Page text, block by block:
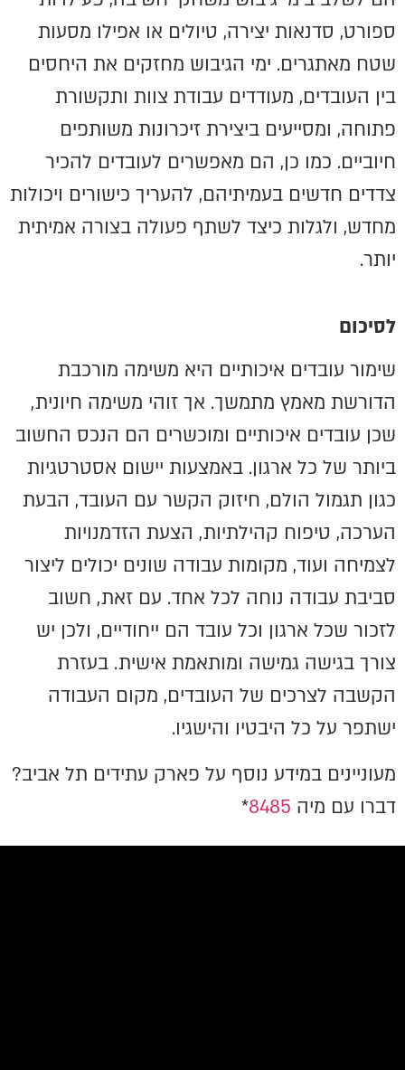
ספורט, סדנאות יצירה, טיולים או אפילו מסעות
שטח מאתגרים. ימי הגיבוש מחזקים את היחסים
בין העובדים, מעודדים עבודת צוות ותקשורת
פתוחה, ומסייעים ביצירת זיכרונות משותפים
חיוביים. כמו כן, הם מאפשרים לעובדים להכיר
צדדים חדשים בעמיתיהם, להעריך כישורים ויכולות
מחדש, ולגלות כיצד לשתף פעולה בצורה אמיתית
יותר.
לסיכום
שימור עובדים איכותיים היא משימה מורכבת
הדורשת מאמץ מתמשך. אך זוהי משימה חיונית,
שכן עובדים איכותיים ומוכשרים הם הנכס החשוב
ביותר של כל ארגון. באמצעות יישום אסטרטגיות
כגון תגמול הולם, חיזוק הקשר עם העובד, הבעת
הערכה, טיפוח קהילתיות, הצעת הזדמנויות
לצמיחה ועוד, מקומות עבודה שונים יכולים ליצור
סביבת עבודה נוחה לכל אחד. עם זאת, חשוב
לזכור שכל ארגון וכל עובד הם ייחודיים, ולכן יש
צורך בגישה גמישה ומותאמת אישית. בעזרת
הקשבה לצרכים של העובדים, מקום העבודה
ישתפר על כל היבטיו והישגיו.
מעוניינים במידע נוסף על פארק עתידים תל אביב?
דברו עם מיה 8485
*